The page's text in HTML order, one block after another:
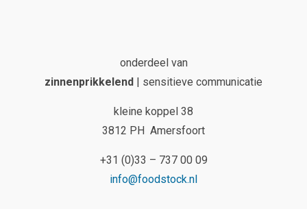
onderdeel van
zinnenprikkelend
| sensitieve communicatie
kleine koppel 38
3812 PH Amersfoort
+31 (0)33 – 737 00 09
info@foodstock.nl